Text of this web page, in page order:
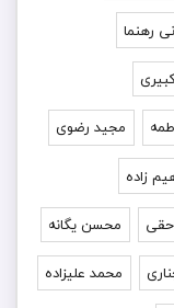
رهنما
مجید رضوی
زاده
محسن یگانه
محمد علیزاده